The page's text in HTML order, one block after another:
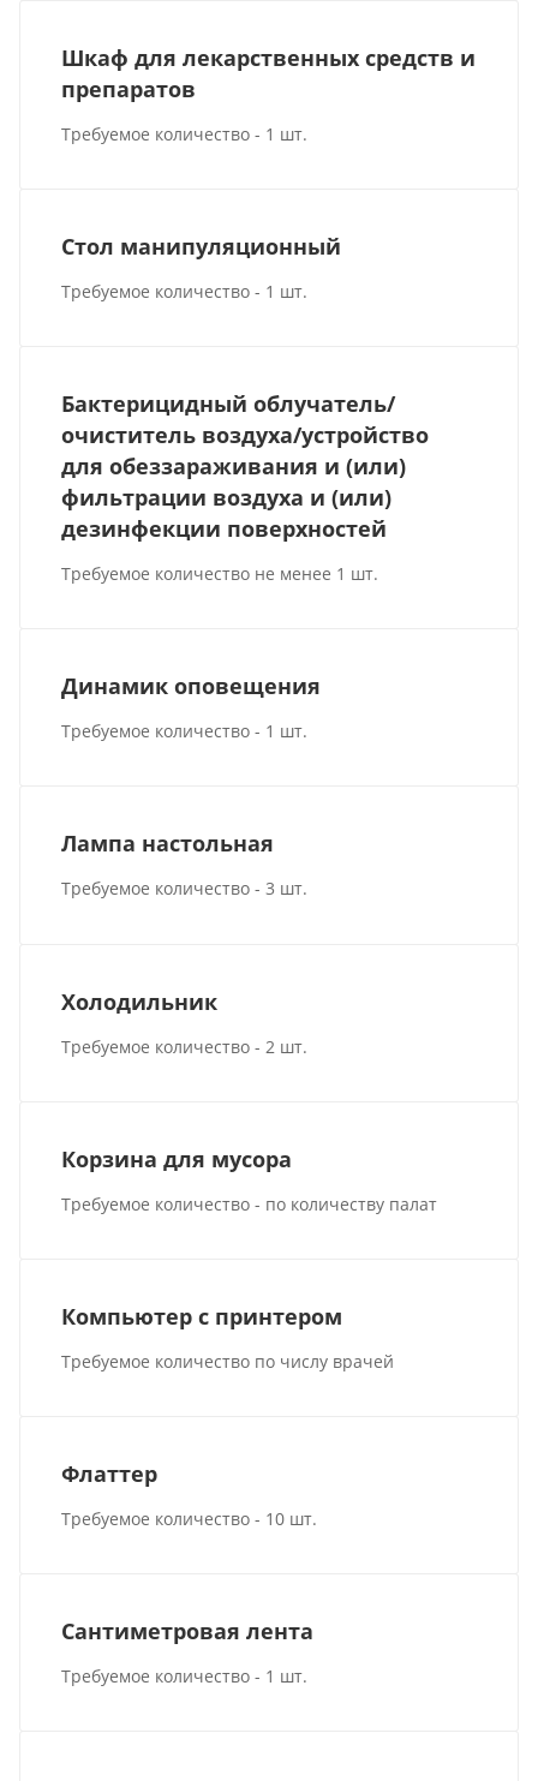
Шкаф для лекарственных средств и
препаратов
Требуемое количество - 1 шт.
Стол манипуляционный
Требуемое количество - 1 шт.
Бактерицидный облучатель/
очиститель воздуха/устройство
для обеззараживания и (или)
фильтрации воздуха и (или)
дезинфекции поверхностей
Требуемое количество не менее 1 шт.
Динамик оповещения
Требуемое количество - 1 шт.
Лампа настольная
Требуемое количество - 3 шт.
Холодильник
Требуемое количество - 2 шт.
Корзина для мусора
Требуемое количество - по количеству палат
Компьютер с принтером
Требуемое количество по числу врачей
Флаттер
Требуемое количество - 10 шт.
Сантиметровая лента
Требуемое количество - 1 шт.